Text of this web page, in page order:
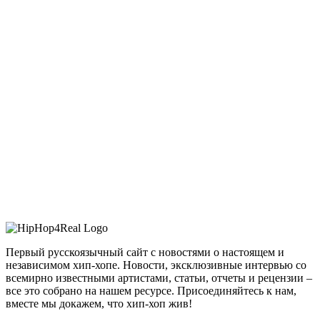
Первый русскоязычный сайт с новостями о настоящем и
независимом хип-хопе. Новости, эксклюзивные интервью со
всемирно известными артистами, статьи, отчеты и рецензии –
все это собрано на нашем ресурсе. Присоединяйтесь к нам,
вместе мы докажем, что хип-хоп жив!